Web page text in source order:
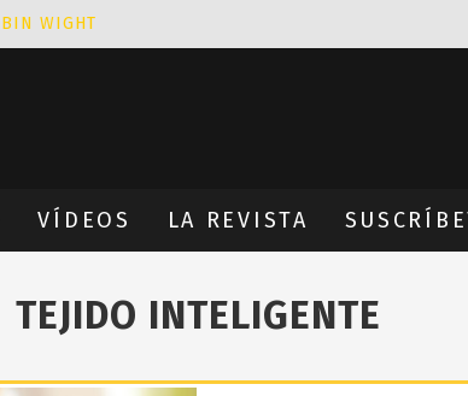
WIGHT
VÍDEOS LA REVISTA
TEJIDO INTELIGENTE